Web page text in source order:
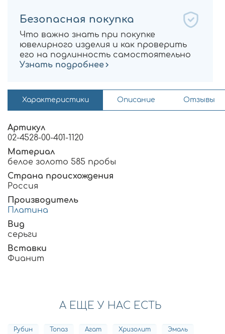
Безопасная покупка
Что важно знать при покупке
ювелирного изделия и как проверить
его на подлинность самостоятельно
Узнать подробнее
Характеристики Описание Отзывы
Артикул
02-4528-00-401-1120
Материал
белое золото 585 пробы
Страна происхождения
Россия
Производитель
Платина
Вид
серьги
Вставки
Фианит
А ЕЩЕ У НАС ЕСТЬ
Рубин Топаз Агат Хризолит Эмаль